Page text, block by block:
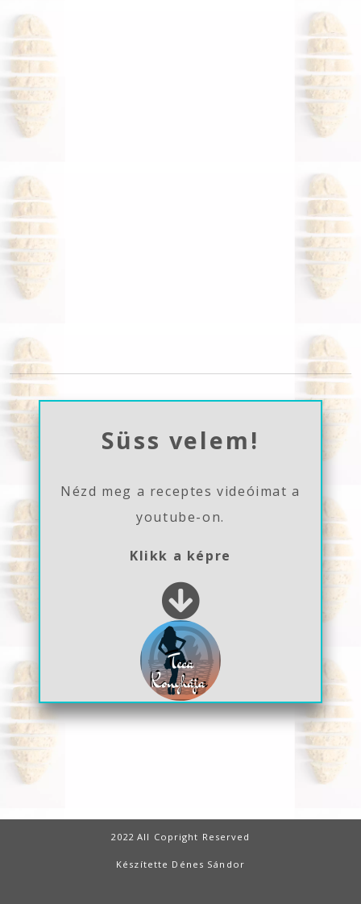
Süss velem!
Nézd meg a receptes videóimat a
youtube-on.
Klikk a képre
2022 All Copright Reserved
Készítette Dénes Sándor